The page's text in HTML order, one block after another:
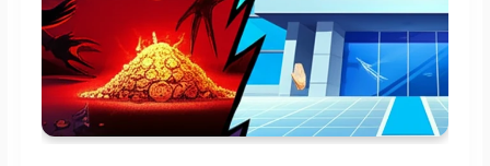
중금리 (6% ~ 12%대),
개인 신용도 및 은행 정
책에 따라 폭 넓음
특징